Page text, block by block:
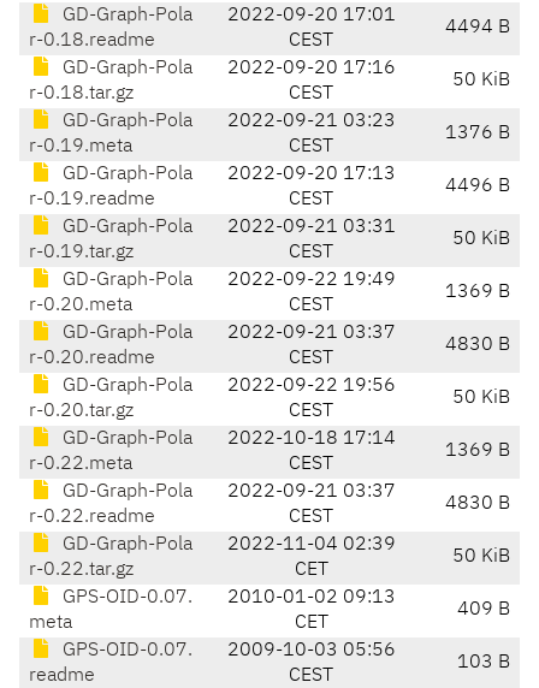
GD-Graph-Pola
r-0.18.readme
2022-09-20 17:01
CEST
4494 B
GD-Graph-Pola
r-0.18.tar.gz
2022-09-20 17:16
CEST
50 KiB
GD-Graph-Pola
r-0.19.meta
2022-09-21 03:23
CEST
1376 B
GD-Graph-Pola
r-0.19.readme
2022-09-20 17:13
CEST
4496 B
GD-Graph-Pola
r-0.19.tar.gz
2022-09-21 03:31
CEST
50 KiB
GD-Graph-Pola
r-0.20.meta
2022-09-22 19:49
CEST
1369 B
GD-Graph-Pola
r-0.20.readme
2022-09-21 03:37
CEST
4830 B
GD-Graph-Pola
r-0.20.tar.gz
2022-09-22 19:56
CEST
50 KiB
GD-Graph-Pola
r-0.22.meta
2022-10-18 17:14
CEST
1369 B
GD-Graph-Pola
r-0.22.readme
2022-09-21 03:37
CEST
4830 B
GD-Graph-Pola
r-0.22.tar.gz
2022-11-04 02:39
CET
50 KiB
GPS-OID-0.07.
meta
2010-01-02 09:13
CET
409 B
GPS-OID-0.07.
readme
2009-10-03 05:56
CEST
103 B